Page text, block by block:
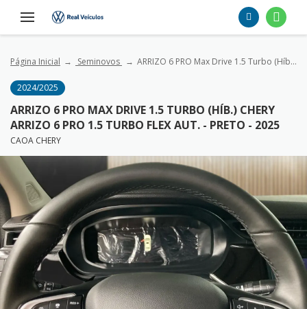
Página Inicial Seminovos ARRIZO 6 PRO Max Drive 1.5 Turbo (Híb.) CHERY ARRIZO 6 PRO 1.5 Turbo Flex Aut. - Preto - 2025
2024/2025
ARRIZO 6 PRO MAX DRIVE 1.5 TURBO (HÍB.) CHERY
ARRIZO 6 PRO 1.5 TURBO FLEX AUT. - PRETO - 2025
CAOA CHERY